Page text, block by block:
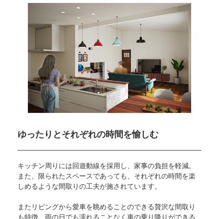
ゆったりとそれぞれの時間を愉しむ
キッチン周りには回遊動線を採用し、家事の負担を軽減。
また、限られたスペースであっても、それぞれの時間を楽
しめるような間取りの工夫が施されています。
またリビングから愛車を眺めることのできる贅沢な間取り
も特徴。雨の日でも濡れることなく車の乗り降りができる